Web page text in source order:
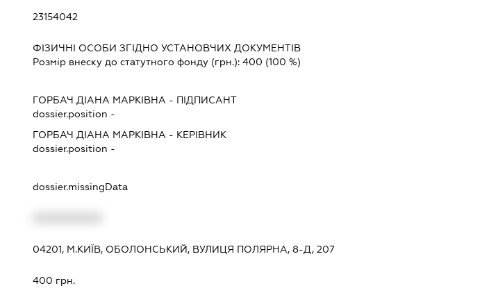
23154042
ФІЗИЧНІ ОСОБИ ЗГІДНО УСТАНОВЧИХ ДОКУМЕНТІВ
Розмір внеску до статутного фонду (грн.):400 (100 %)
ГОРБАЧ ДІАНА МАРКІВНА - ПІДПИСАНТ
dossier.position -
ГОРБАЧ ДІАНА МАРКІВНА - КЕРІВНИК
dossier.position -
dossier.missingData
04201, М.КИЇВ, ОБОЛОНСЬКИЙ, ВУЛИЦЯ ПОЛЯРНА, 8-Д, 207
400 грн.